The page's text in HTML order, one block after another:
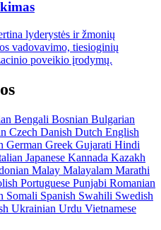
lyderystės ir žmonių
vadovavimo, tiesioginių
poveikio įrodymų.
Bengali Bosnian Bulgarian
Czech Danish Dutch English
German Greek Gujarati Hindi
Japanese Kannada Kazakh
Malay Malayalam Marathi
Portuguese Punjabi Romanian
Somali Spanish Swahili Swedish
Ukrainian Urdu Vietnamese